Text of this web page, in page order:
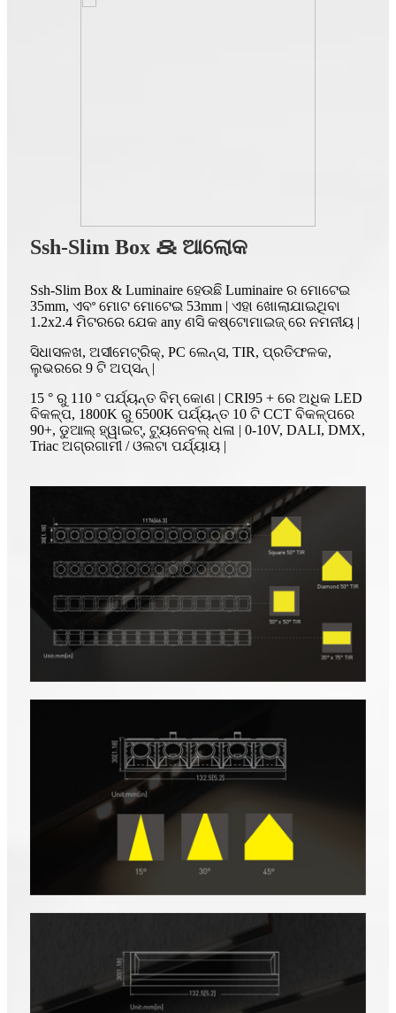
Ssh-Slim Box ＆ ଆଲୋକ
Ssh-Slim Box & Luminaire ହେଉଛି Luminaire ର ମୋଟେଇ
35mm, ଏବଂ ମୋଟ ମୋଟେଇ 53mm | ଏହା ଖୋଲାଯାଇଥିବା
1.2x2.4 ମିଟରରେ ଯେକ any ଣସି କଷ୍ଟୋମାଇଜ୍ ରେ ନମନୀୟ |
ସିଧାସଳଖ, ଅସୀମେଟ୍ରିକ୍, PC ଲେନ୍ସ, TIR, ପ୍ରତିଫଳକ,
ଲୁଭରରେ 9 ଟି ଅପ୍ସନ୍ |
15 ° ରୁ 110 ° ପର୍ଯ୍ୟନ୍ତ ବିମ୍ କୋଣ | CRI95 + ରେ ଅଧିକ LED
ବିକଳ୍ପ, 1800K ରୁ 6500K ପର୍ଯ୍ୟନ୍ତ 10 ଟି CCT ବିକଳ୍ପରେ
90+, ଡୁଆଲ୍ ହ୍ୱାଇଟ୍, ଟ୍ୟୁନେବଲ୍ ଧଳା | 0-10V, DALI, DMX,
Triac ଅଗ୍ରଗାମୀ / ଓଲଟା ପର୍ଯ୍ୟାୟ |